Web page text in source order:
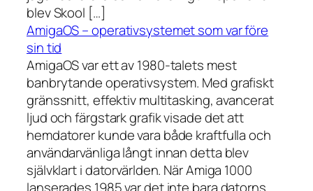
blev Skool […]
AmigaOS – operativsystemet som var före
sin tid
AmigaOS var ett av 1980-talets mest
banbrytande operativsystem. Med grafiskt
gränssnitt, effektiv multitasking, avancerat
ljud och färgstark grafik visade det att
hemdatorer kunde vara både kraftfulla och
användarvänliga långt innan detta blev
självklart i datorvärlden. När Amiga 1000